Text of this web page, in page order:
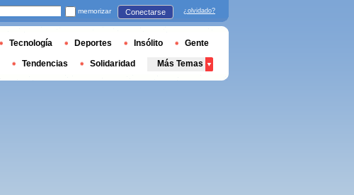
memorizar Conectarse ¿olvidado?
Tecnología Deportes Insólito Gente
Tendencias Solidaridad Más Temas